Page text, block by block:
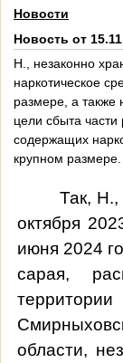
Новости
Новость от
Н., незаконно
наркотическое
размере, а также
цели сбыта части
содержащих
крупном размере.
Так,
октября
июня 2024
сарая,
области,